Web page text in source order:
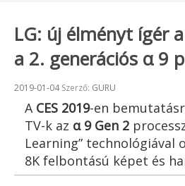
LG: új élményt ígér
a 2. generációs α 9
Beküldve:
2019-01-04Szerző: GURU
A CES 2019-en
TV-k az α 9 Gen 2
Learning” technológiával
8K felbontású képet és